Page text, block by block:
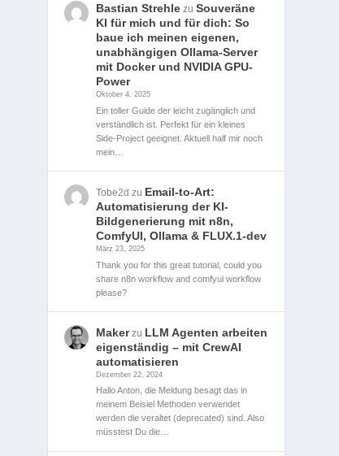
Bastian Strehle zuSouveräne
KI für mich und für dich: So
baue ich meinen eigenen,
unabhängigen Ollama-Server
mit Docker und NVIDIA GPU-
Power
Oktober 4, 2025
Ein toller Guide der leicht zugänglich und
verständlich ist. Perfekt für ein kleines
Side-Project geeignet. Aktuell half mir noch
mein…
Tobe2d zu Email-to-Art:
Automatisierung der KI-
Bildgenerierung mit n8n,
ComfyUI, Ollama & FLUX.1-dev
März 23, 2025
Thank you for this great tutorial, could you
share n8n workflow and comfyui workflow
please?
Makerzu LLM Agenten arbeiten
eigenständig – mit CrewAI
automatisieren
Dezember 22, 2024
Hallo Anton, die Meldung besagt das in
meinem Beisiel Methoden verwendet
werden die veraltet (deprecated) sind. Also
müsstest Du die…